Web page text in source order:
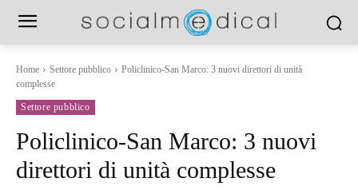
Home Settore pubblico
Policlinico-San Marco: 3 nuovi direttori di unità
complesse
Settore pubblico
Policlinico-San Marco: 3 nuovi
direttori di unità complesse